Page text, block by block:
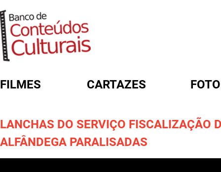
FILMES CARTAZES
LANCHAS DO SERVIÇO FISCALIZAÇÃO
ALFÂNDEGA PARALISADAS